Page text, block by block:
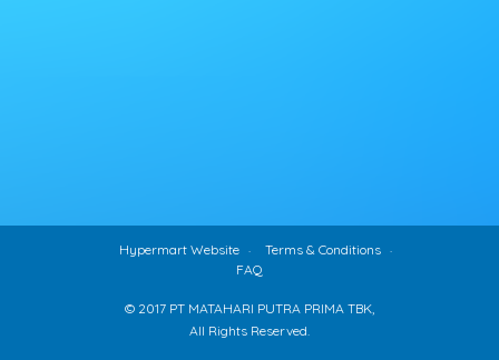
Hypermart Website
Terms & Conditions
FAQ
© 2017 PT MATAHARI PUTRA PRIMA TBK,
All Rights Reserved.